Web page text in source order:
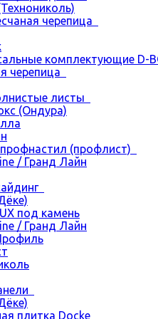
черепица
комплектующие D-
черепица
листы
(Ондура)
(профлист)
/ Гранд Лайн
под камень
/ Гранд Лайн
плитка Docke